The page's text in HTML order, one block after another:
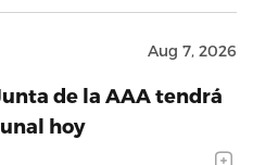
Aug 7, 2026
de la AAA tendrá
hoy